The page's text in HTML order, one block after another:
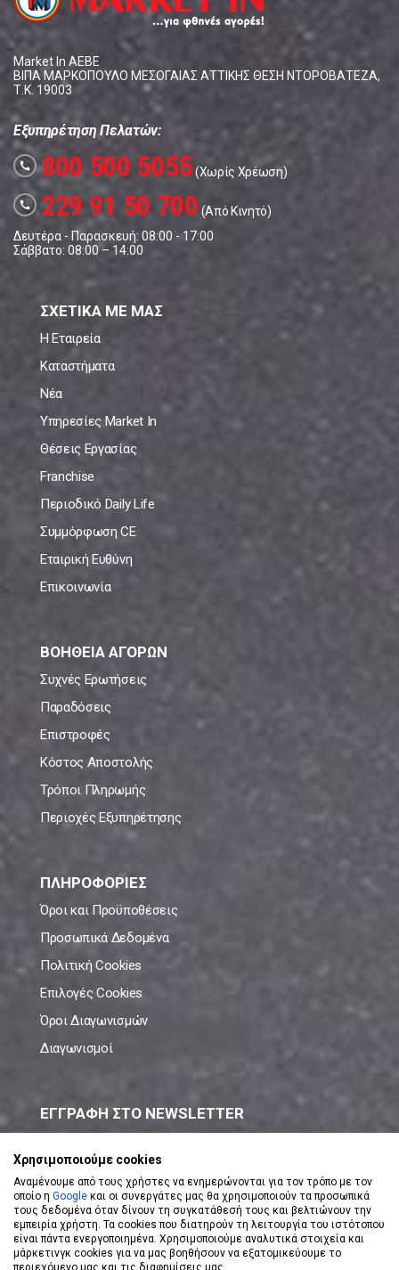
Market In ΑΕΒΕ
ΒΙΠΑ ΜΑΡΚΟΠΟΥΛΟ ΜΕΣΟΓΑΙΑΣ ΑΤΤΙΚΗΣ ΘΕΣΗ ΝΤΟΡΟΒΑΤΕΖΑ,
Τ.Κ. 19003
Εξυπηρέτηση Πελατών:
call 800 500 5055(Χωρίς Χρέωση)
call 229 91 50 700 (Από Κινητό)
Δευτέρα - Παρασκευή: 08:00 - 17:00
Σάββατο: 08:00 – 14:00
ΣΧΕΤΙΚΑ ΜΕ ΜΑΣ
Η Εταιρεία
Καταστήματα
Νέα
Υπηρεσίες Market In
Θέσεις Εργασίας
Franchise
Περιοδικό Daily Life
Συμμόρφωση CE
Εταιρική Ευθύνη
Επικοινωνία
ΒΟΗΘΕΙΑ ΑΓΟΡΩΝ
Συχνές Ερωτήσεις
Παραδόσεις
Επιστροφές
Κόστος Αποστολής
Τρόποι Πληρωμής
Περιοχές Εξυπηρέτησης
ΠΛΗΡΟΦΟΡΙΕΣ
Όροι και Προϋποθέσεις
Προσωπικά Δεδομένα
Πολιτική Cookies
Επιλογές Cookies
Όροι Διαγωνισμών
Διαγωνισμοί
ΕΓΓΡΑΦΗ ΣΤΟ NEWSLETTER
ΕΓΓΡΑΦΗ ΣΤΟ NEWSLETTER
Χρησιμοποιούμε cookies
Αναμένουμε από τους χρήστες να ενημερώνονται για τον τρόπο με τον
οποίο η Google και οι συνεργάτες μας θα χρησιμοποιούν τα προσωπικά
τους δεδομένα όταν δίνουν τη συγκατάθεσή τους και βελτιώνουν την
εμπειρία χρήστη. Τα cookies που διατηρούν τη λειτουργία του ιστότοπου
είναι πάντα ενεργοποιημένα. Χρησιμοποιούμε αναλυτικά στοιχεία και
μάρκετινγκ cookies για να μας βοηθήσουν να εξατομικεύουμε το
περιεχόμενο μας και τις διαφημίσεις μας.